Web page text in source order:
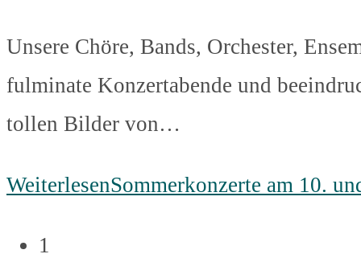
Unsere Chöre, Bands, Orchester,
fulminate Konzertabende und
tollen Bilder von…
WeiterlesenSommerkonzerte am 10.
1